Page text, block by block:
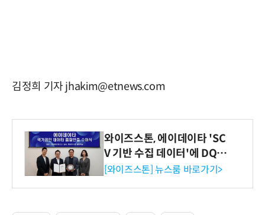
김정희 기자 jhakim@etnews.com
와이즈스톤, 에이데이타 'SC
V 기반 수집 데이터'에 DQ인
증 최고 등급 수여
[와이즈스톤] 뉴스룸 바로가기>